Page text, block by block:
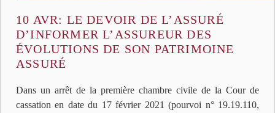
10 AVR: LE DEVOIR DE L’ASSURÉ
D’INFORMER L’ASSUREUR DES
ÉVOLUTIONS DE SON PATRIMOINE
ASSURÉ
Dans un arrêt de la première chambre civile de la Cour de
cassation en date du 17 février 2021 (pourvoi n° 19.19.110,